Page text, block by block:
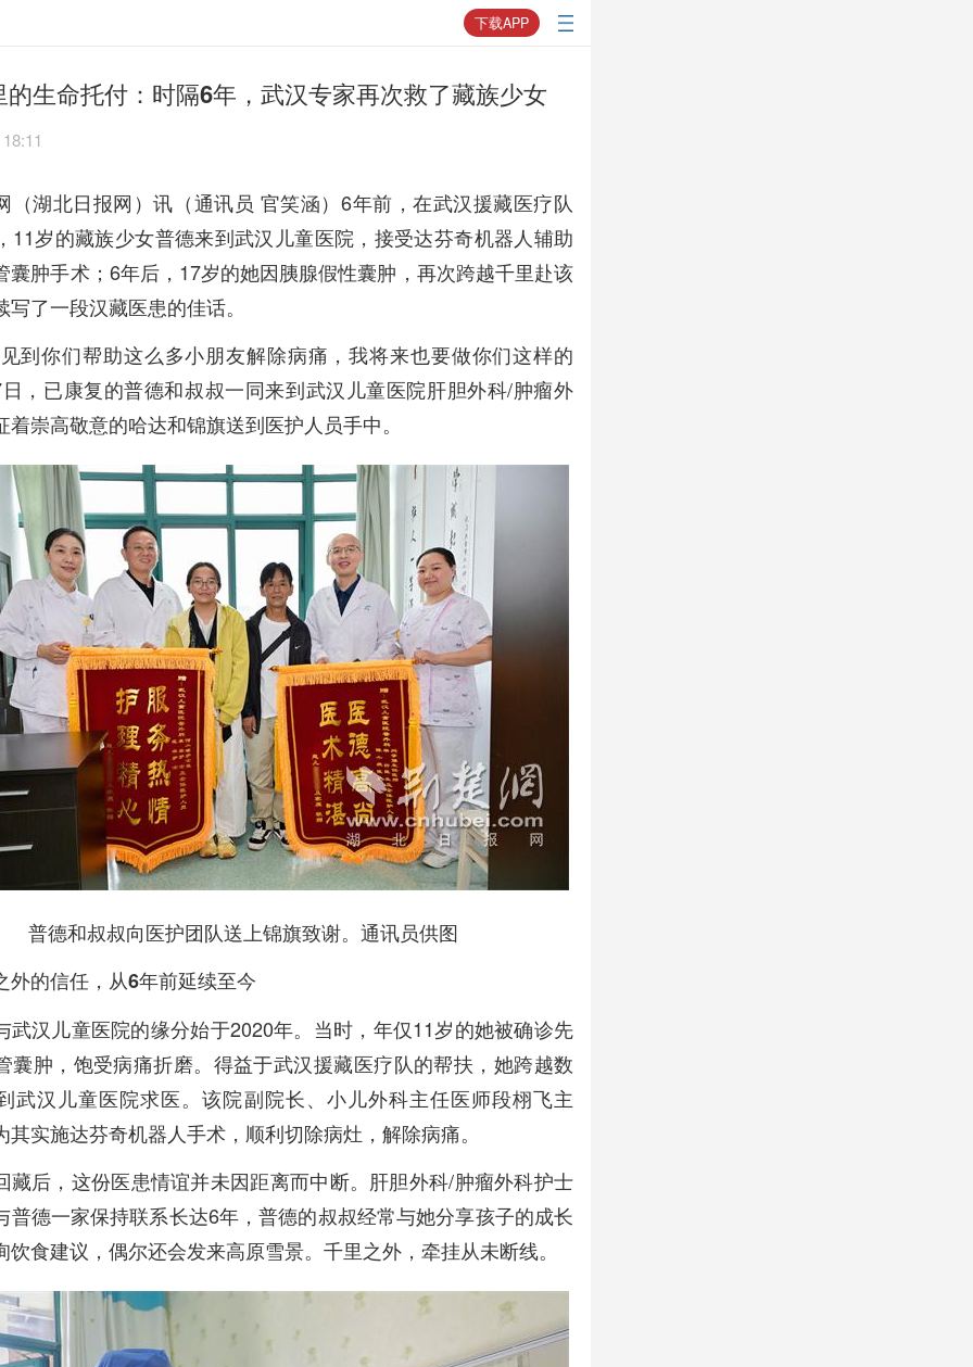
下载APP
的生命托付：时隔6年，武汉专家再次救了藏族少女
（湖北日报网）讯（通讯员 官笑涵）6年前，在武汉援藏医疗队
11岁的藏族少女普德来到武汉儿童医院，接受达芬奇机器人辅助
囊肿手术；6年后，17岁的她因胰腺假性囊肿，再次跨越千里赴该
写了一段汉藏医患的佳话。
到你们帮助这么多小朋友解除病痛，我将来也要做你们这样的
，已康复的普德和叔叔一同来到武汉儿童医院肝胆外科/肿瘤外
着崇高敬意的哈达和锦旗送到医护人员手中。
普德和叔叔向医护团队送上锦旗致谢。通讯员供图
外的信任，从6年前延续至今
武汉儿童医院的缘分始于2020年。当时，年仅11岁的她被确诊先
囊肿，饱受病痛折磨。得益于武汉援藏医疗队的帮扶，她跨越数
武汉儿童医院求医。该院副院长、小儿外科主任医师段栩飞主
其实施达芬奇机器人手术，顺利切除病灶，解除病痛。
藏后，这份医患情谊并未因距离而中断。肝胆外科/肿瘤外科护士
普德一家保持联系长达6年，普德的叔叔经常与她分享孩子的成长
饮食建议，偶尔还会发来高原雪景。千里之外，牵挂从未断线。